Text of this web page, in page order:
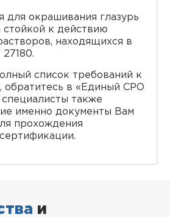
для окрашивания глазурь
к действию
находящихся в
список требований к
обратитесь в «Единый СРО
также
именно документы Вам
прохождения
и